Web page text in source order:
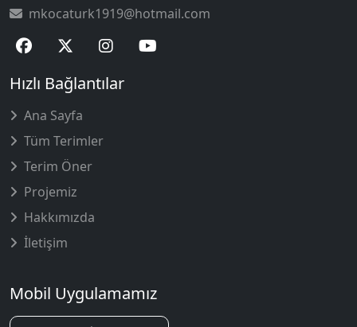
mkocaturk1919@hotmail.com
Hızlı Bağlantılar
Ana Sayfa
Tüm Terimler
Terim Öner
Projemiz
Hakkımızda
İletişim
Mobil Uygulamamız